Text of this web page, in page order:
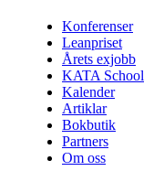
Konferenser
Leanpriset
Årets exjobb
KATA School
Kalender
Artiklar
Bokbutik
Partners
Om oss